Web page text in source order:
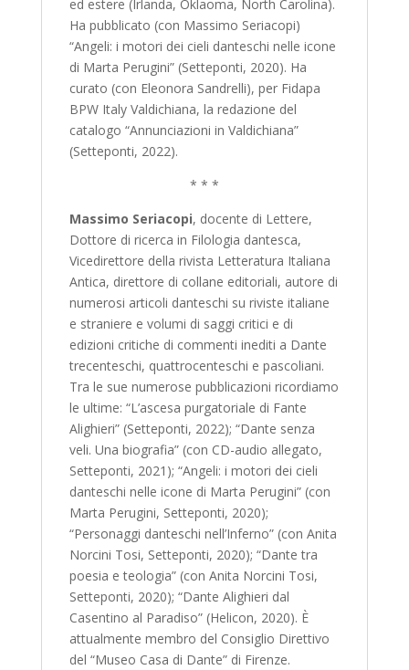
ed estere (Irlanda, Oklaoma, North Carolina).
Ha pubblicato (con Massimo Seriacopi)
“Angeli: i motori dei cieli danteschi nelle icone
di Marta Perugini” (Setteponti, 2020). Ha
curato (con Eleonora Sandrelli), per Fidapa
BPW Italy Valdichiana, la redazione del
catalogo “Annunciazioni in Valdichiana”
(Setteponti, 2022).
* * *
Massimo Seriacopi, docente di Lettere,
Dottore di ricerca in Filologia dantesca,
Vicedirettore della rivista Letteratura Italiana
Antica, direttore di collane editoriali, autore di
numerosi articoli danteschi su riviste italiane
e straniere e volumi di saggi critici e di
edizioni critiche di commenti inediti a Dante
trecenteschi, quattrocenteschi e pascoliani.
Tra le sue numerose pubblicazioni ricordiamo
le ultime: “L’ascesa purgatoriale di Fante
Alighieri” (Setteponti, 2022); “Dante senza
veli. Una biografia” (con CD-audio allegato,
Setteponti, 2021); “Angeli: i motori dei cieli
danteschi nelle icone di Marta Perugini” (con
Marta Perugini, Setteponti, 2020);
“Personaggi danteschi nell’Inferno” (con Anita
Norcini Tosi, Setteponti, 2020); “Dante tra
poesia e teologia” (con Anita Norcini Tosi,
Setteponti, 2020); “Dante Alighieri dal
Casentino al Paradiso” (Helicon, 2020). È
attualmente membro del Consiglio Direttivo
del “Museo Casa di Dante” di Firenze.